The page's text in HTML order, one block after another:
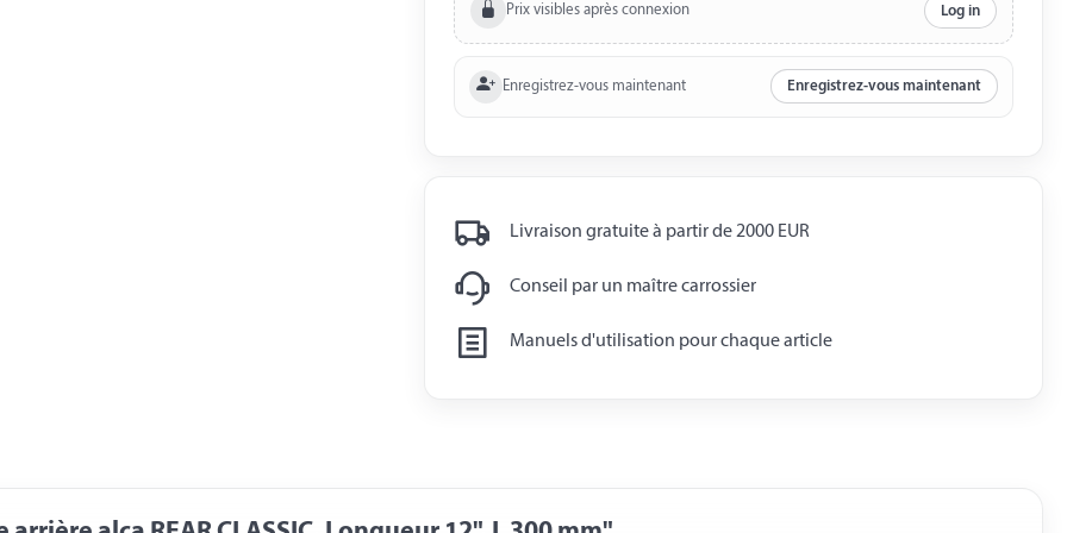
Prix visibles après connexion Log in
Enregistrez-vous maintenant Enregistrez-vous maintenant
Livraison gratuite à partir de 2000 EUR
Conseil par un maître carrossier
Manuels d'utilisation pour chaque article